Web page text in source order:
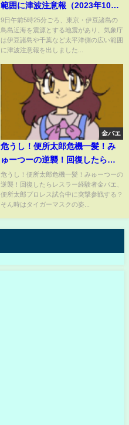
範囲に津波注意報（2023年10月
9日）
9日午前5時25分ごろ、東京・伊豆諸島の
鳥島近海を震源とする地震があり、気象庁
は伊豆諸島や千葉など太平洋側の広い範囲
に津波注意報を出しました...
金バエ
危うし！便所太郎危機一髪！み
ゅーつーの逆襲！回復したらレ
スラー経験者金バエ、便所太郎
プロレス試合中に突撃参戦す
る？そん時はタイガーマスクの
ッドマスクで加勢？セコンド？
カル真央ね!
危うし！便所太郎危機一髪！みゅーつーの
逆襲！回復したらレスラー経験者金バエ、
便所太郎プロレス試合中に突撃参戦する？
そん時はタイガーマスクの姿...